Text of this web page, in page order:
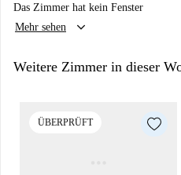
Das Zimmer hat kein Fenster
Mehr sehen
keyboard_arrow_down
Weitere Zimmer in dieser
ÜBERPRÜFT